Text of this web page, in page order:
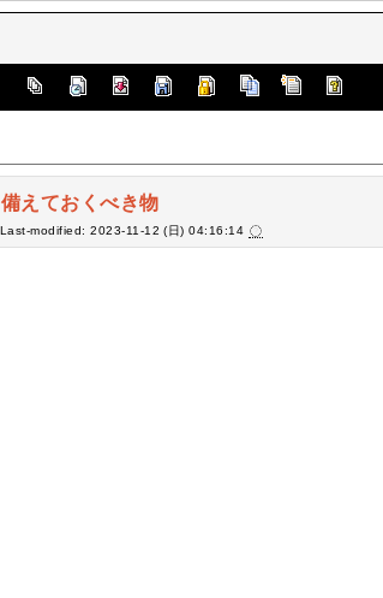
備えておくべき物
Last-modified: 2023-11-12 (日) 04:16:14